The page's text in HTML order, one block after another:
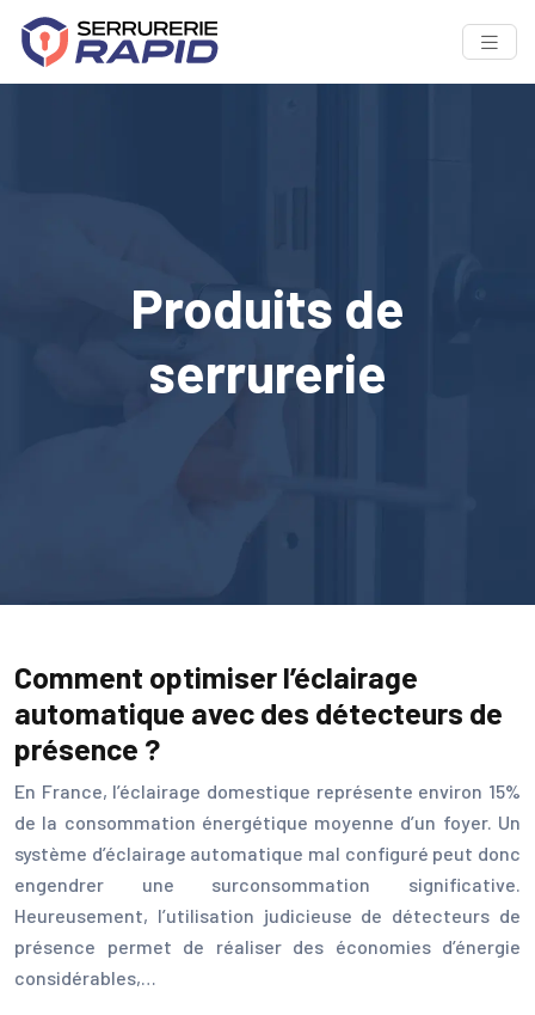
Produits de
serrurerie
Comment optimiser l’éclairage
automatique avec des détecteurs de
présence ?
En France, l’éclairage domestique représente environ 15%
de la consommation énergétique moyenne d’un foyer. Un
système d’éclairage automatique mal configuré peut donc
engendrer une surconsommation significative.
Heureusement, l’utilisation judicieuse de détecteurs de
présence permet de réaliser des économies d’énergie
considérables,…